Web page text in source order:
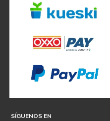
SÍGUENOS EN